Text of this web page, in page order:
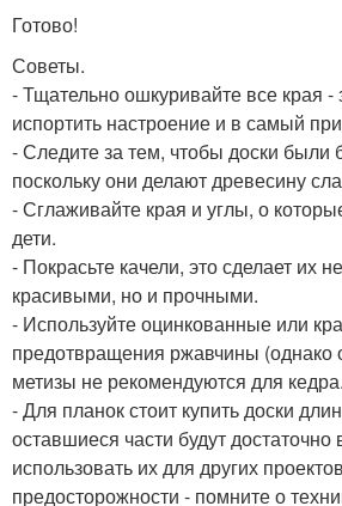
Готово!
Советы.
- Тщательно ошкуривайте все края -
испортить настроение и в самый
- Следите за тем, чтобы доски были
поскольку они делают древесину
- Сглаживайте края и углы, о
дети.
- Покрасьте качели, это сделает их
красивыми, но и прочными.
- Используйте оцинкованные или
предотвращения ржавчины (однако
метизы не рекомендуются для кедра.
- Для планок стоит купить доски
оставшиеся части будут достаточно
использовать их для других
предосторожности - помните о